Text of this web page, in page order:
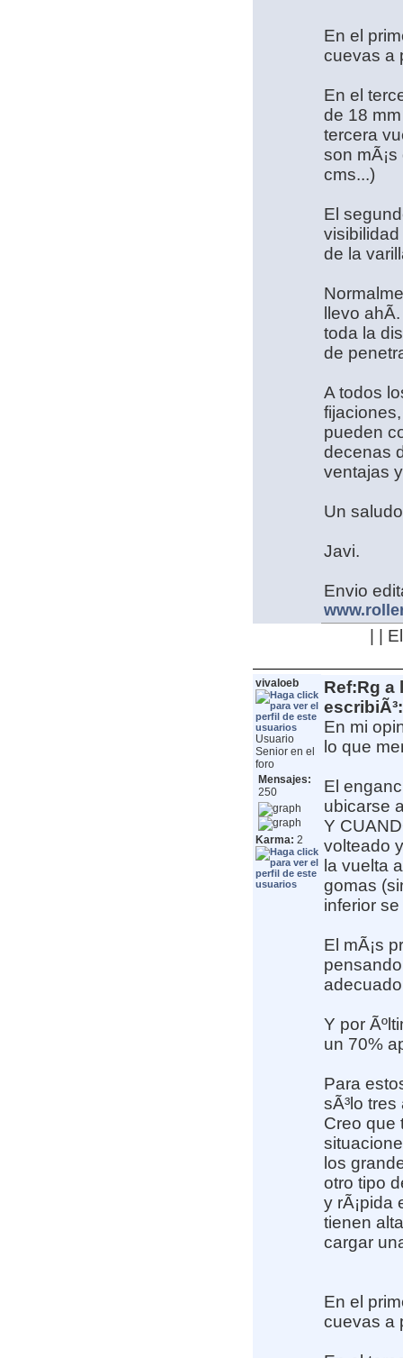
En el
cuevas a
En el
de 18
tercera
son
cms...)
El
de la
llevo
toda la
de
A todos
pueden
decenas
ventajas
Un
Javi.
Envio
| |
vivaloeb
Usuario
Senior en el
foro
Mensajes:
250
Karma: 2
Ref:Rg a
escribiÃ³:
En mi
lo que
El
ubicarse
Y
volteado
la vuelta
gomas
inferior
El mÃ¡s
Y por
un 70%
Para
sÃ³lo
Creo que
los
otro tipo
y rÃ¡pida
tienen
cargar
En el
cuevas a